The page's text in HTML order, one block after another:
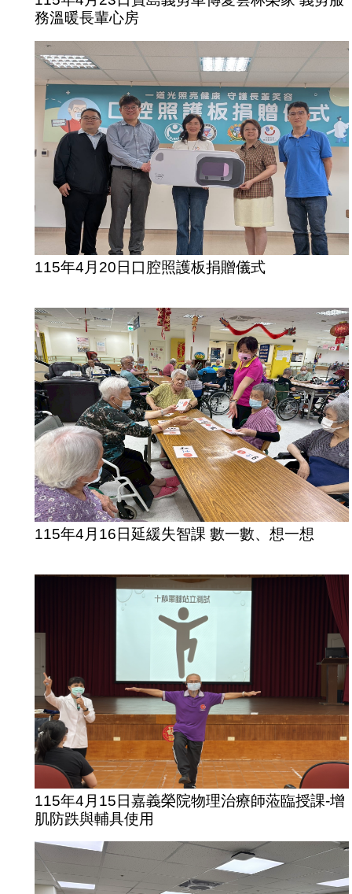
務溫暖長輩心房
115年4月20日口腔照護板捐贈儀式
115年4月16日延緩失智課 數一數、想一想
115年4月15日嘉義榮院物理治療師蒞臨授課-增
肌防跌與輔具使用